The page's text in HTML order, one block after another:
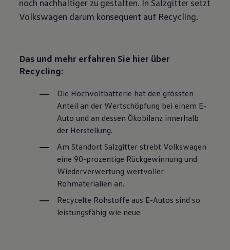
noch nachhaltiger zu gestalten. In Salzgitter setzt
Volkswagen darum konsequent auf Recycling.
Das und mehr erfahren Sie hier über
Recycling:
Die Hochvoltbatterie hat den grössten
Anteil an der Wertschöpfung bei einem E-
Auto und an dessen Ökobilanz innerhalb
der Herstellung.
Am Standort Salzgitter strebt Volkswagen
eine 90-prozentige Rückgewinnung und
Wiederverwertung wertvoller
Rohmaterialien an.
Recycelte Rohstoffe aus E-Autos sind so
leistungsfähig wie neue.